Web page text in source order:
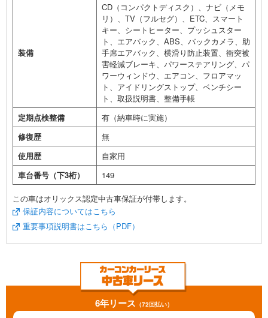
装備
CD（コンパクトディスク）、ナビ（メモ
リ）、TV（フルセグ）、ETC、スマート
キー、シートヒーター、プッシュスター
ト、エアバック、ABS、バックカメラ、助
手席エアバック、横滑り防止装置、衝突被
害軽減ブレーキ、パワーステアリング、パ
ワーウィンドウ、エアコン、フロアマッ
ト、アイドリングストップ、ベンチシー
ト、取扱説明書、整備手帳
定期点検整備
有（納車時に実施）
修復歴
無
使用歴
自家用
車台番号（下3桁）
149
この車はオリックス認定中古車保証が付帯します。
保証内容についてはこちら
重要事項説明書はこちら（PDF）
6年リース （72回払い）